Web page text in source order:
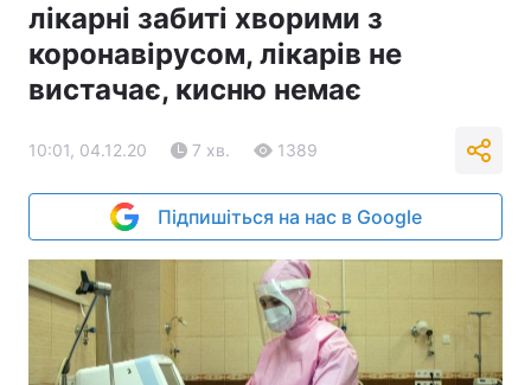
лікарні забиті хворими з
коронавірусом, лікарів не
вистачає, кисню немає
10:01, 04.12.20 7 хв. 1389
Підпишіться на нас в Google